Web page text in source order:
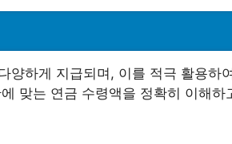
양하게 지급되며, 이를 적극 활용하
맞는 연금 수령액을 정확히 이해